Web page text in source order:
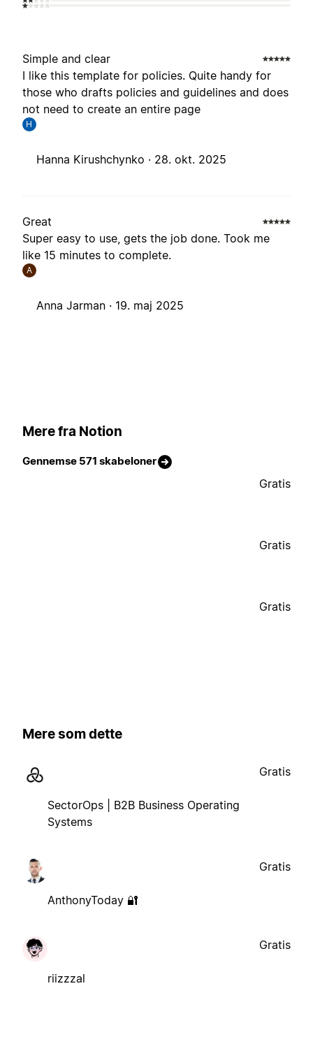
Simple and clear
I like this template for policies. Quite handy for
those who drafts policies and guidelines and does
not need to create an entire page
H
Hanna Kirushchynko · 28. okt. 2025
Great
Super easy to use, gets the job done. Took me
like 15 minutes to complete.
A
Anna Jarman · 19. maj 2025
Mere fra Notion
Gennemse 571 skabeloner
Gratis
Gratis
Gratis
Mere som dette
SectorOps | B2B Business Operating
Systems
Gratis
AnthonyToday 🔐
Gratis
riizzzal
Gratis